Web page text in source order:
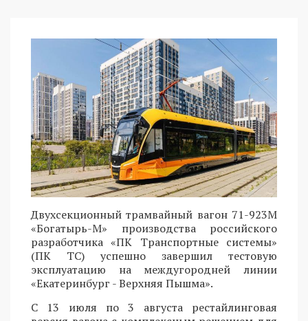
Двухсекционный трамвайный вагон 71-923М
«Богатырь-М» производства российского
разработчика «ПК Транспортные системы»
(ПК ТС) успешно завершил тестовую
эксплуатацию на междугородней линии
«Екатеринбург - Верхняя Пышма».
С 13 июля по 3 августа рестайлинговая